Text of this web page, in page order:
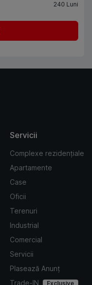
240 Luni
Servicii
Complexe rezidențiale
Apartamente
Case
Oficii
Terenuri
Industrial
Comercial
Servicii
Plasează Anunț
Trade-IN
Exclusive